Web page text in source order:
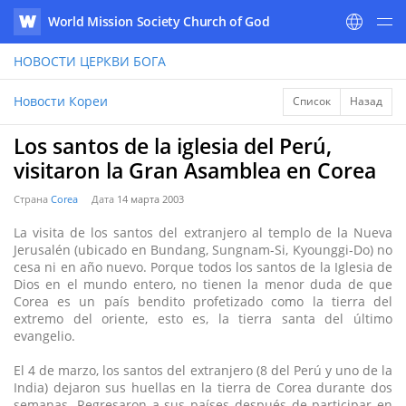
WATV
World Mission Society Church of God
НОВОСТИ ЦЕРКВИ БОГА
Новости Кореи Список Назад
Los santos de la iglesia del Perú,
visitaron la Gran Asamblea en Corea
Страна Corea Дата 14 марта 2003
La visita de los santos del extranjero al templo de la Nueva
Jerusalén (ubicado en Bundang, Sungnam-Si, Kyounggi-Do) no
cesa ni en año nuevo. Porque todos los santos de la Iglesia de
Dios en el mundo entero, no tienen la menor duda de que
Corea es un país bendito profetizado como la tierra del
extremo del oriente, esto es, la tierra santa del último
evangelio.
El 4 de marzo, los santos del extranjero (8 del Perú y uno de la
India) dejaron sus huellas en la tierra de Corea durante dos